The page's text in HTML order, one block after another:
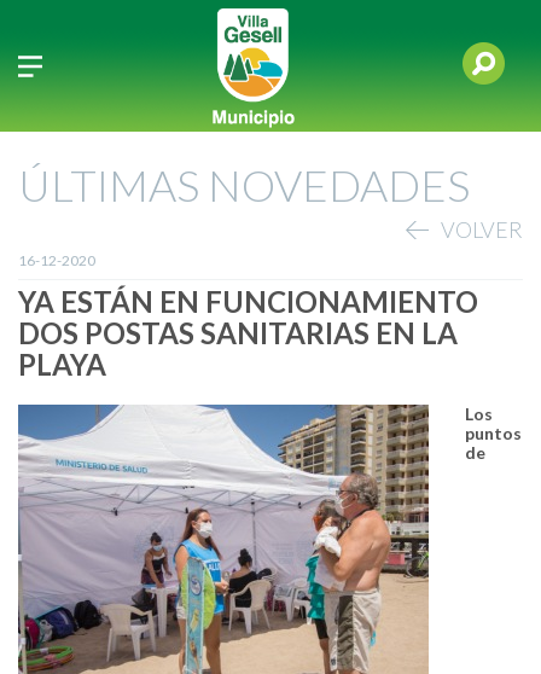
ÚLTIMAS NOVEDADES
VOLVER
16-12-2020
YA ESTÁN EN FUNCIONAMIENTO
DOS POSTAS SANITARIAS EN LA
PLAYA
Los
puntos
de